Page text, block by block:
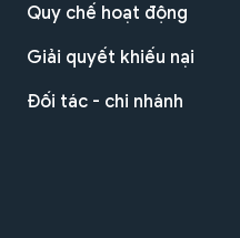
Quy chế hoạt động
Giải quyết khiếu nại
Đối tác - chi nhánh